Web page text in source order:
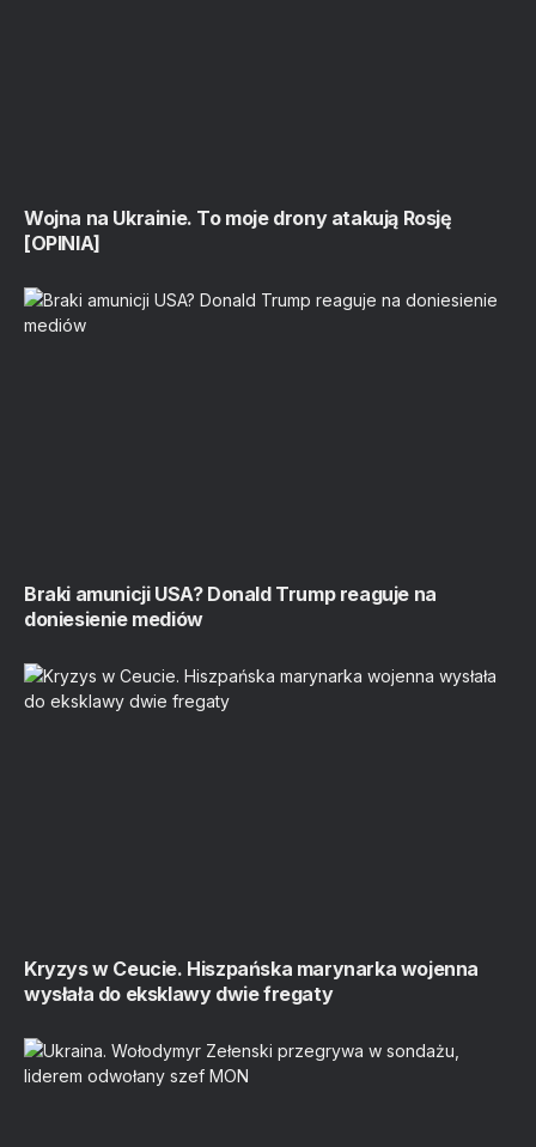
Wojna na Ukrainie. To moje drony atakują Rosję
[OPINIA]
Braki amunicji USA? Donald Trump reaguje na
doniesienie mediów
Kryzys w Ceucie. Hiszpańska marynarka wojenna
wysłała do eksklawy dwie fregaty